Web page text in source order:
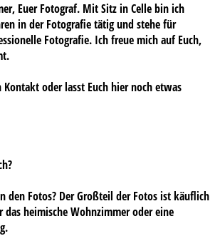
Euer Fotograf. Mit Sitz in Celle bin ich
in der Fotografie tätig und stehe für
Fotografie. Ich freue mich auf Euch,
oder lasst Euch hier noch etwas
den Fotos? Der Großteil der Fotos ist käuflich
heimische Wohnzimmer oder eine